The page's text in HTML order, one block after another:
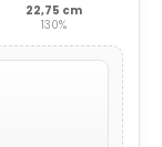
22,75 cm
130%